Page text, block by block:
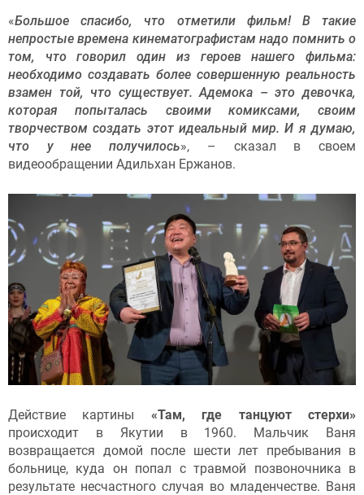
«Большое спасибо, что отметили фильм! В такие
непростые времена кинематографистам надо помнить о
том, что говорил один из героев нашего фильма:
необходимо создавать более совершенную реальность
взамен той, что существует. Адемока – это девочка,
которая попыталась своими комиксами, своим
творчеством создать этот идеальный мир. И я думаю,
что у нее получилось», – сказал в своем
видеообращении Адильхан Ержанов.
Действие картины «Там, где танцуют стерхи»
происходит в Якутии в 1960. Мальчик Ваня
возвращается домой после шести лет пребывания в
больнице, куда он попал с травмой позвоночника в
результате несчастного случая во младенчестве. Ваня